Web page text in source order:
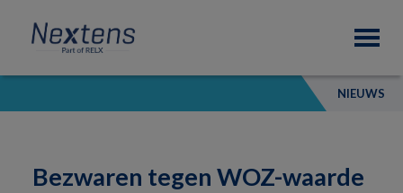
primary
navigation
content
footer
Nextens
Fiscaal
partner
van
NIEUWS
Bezwaren tegen WOZ-waarde